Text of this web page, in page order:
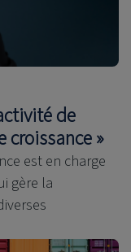
de
croissance »
est en charge
gère la